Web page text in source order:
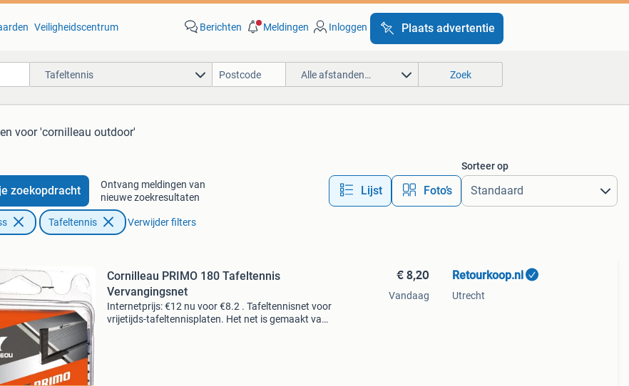
Veiligheidscentrum Berichten Meldingen Inloggen Plaats advertentie
Tafeltennis Alle afstanden… Zoek
voor 'cornilleau outdoor'
zoekopdracht
Ontvang meldingen van
nieuwe zoekresultaten
Lijst Foto’s
Sorteer op
Tafeltennis Verwijder filters
Cornilleau PRIMO 180 Tafeltennis
Vervangingsnet
Internetprijs: €12 nu voor €8.2 . Tafeltennisnet voor
vrijetijds-tafeltennisplaten. Het net is gemaakt van
€ 8,20
Vandaag
Retourkoop.nl
Utrecht